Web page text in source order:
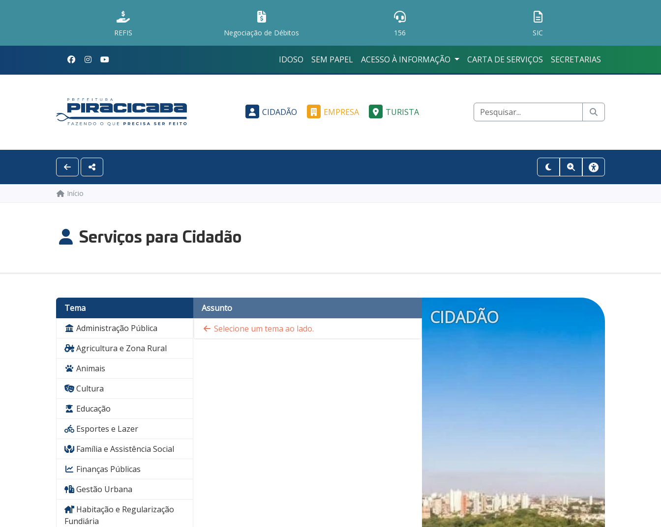
REFIS Negociação de Débitos 156 SIC
IDOSO SEM PAPEL ACESSO À INFORMAÇÃO CARTA DE SERVIÇOS SECRETARIAS
CIDADÃO EMPRESA TURISTA
Início
Serviços para Cidadão
Tema
Administração Pública
Agricultura e Zona Rural
Animais
Cultura
Educação
Esportes e Lazer
Família e Assistência Social
Finanças Públicas
Gestão Urbana
Habitação e Regularização
Fundiária
Assunto
Selecione um tema ao lado.
CIDADÃO